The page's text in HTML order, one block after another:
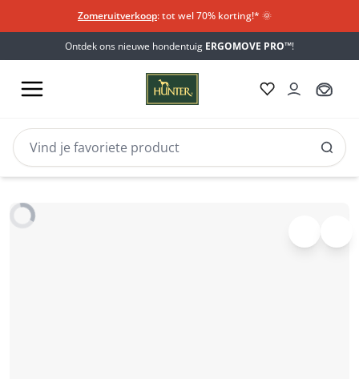
Zomeruitverkoop: tot wel 70% korting!*​ 🌞
Ontdek ons nieuwe hondentuig ERGOMOVE PRO™!